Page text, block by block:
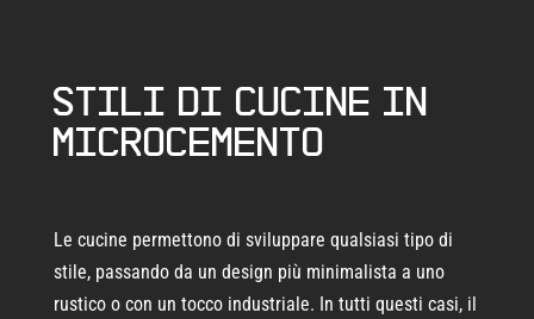
Stili di cucine in
microcemento
Le cucine permettono di sviluppare qualsiasi tipo di
stile, passando da un design più minimalista a uno
rustico o con un tocco industriale. In tutti questi casi, il